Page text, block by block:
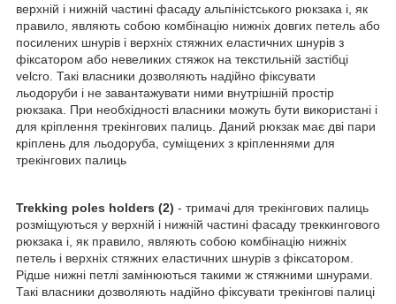
верхній і нижній частині фасаду альпіністського рюкзака і, як
правило, являють собою комбінацію нижніх довгих петель або
посилених шнурів і верхніх стяжних еластичних шнурів з
фіксатором або невеликих стяжок на текстильній застібці
velcro. Такі власники дозволяють надійно фіксувати
льодоруби і не завантажувати ними внутрішній простір
рюкзака. При необхідності власники можуть бути використані і
для кріплення трекінгових палиць. Даний рюкзак має дві пари
кріплень для льодоруба, суміщених з кріпленнями для
трекінгових палиць
Trekking poles holders (2) - тримачі для трекінгових палиць
розміщуються у верхній і нижній частині фасаду треккингового
рюкзака і, як правило, являють собою комбінацію нижніх
петель і верхніх стяжних еластичних шнурів з фіксатором.
Рідше нижні петлі замінюються такими ж стяжними шнурами.
Такі власники дозволяють надійно фіксувати трекінгові палиці